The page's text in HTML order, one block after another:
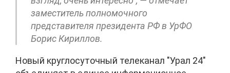
заместитель полномочного
представителя президента РФ в УрФО
Борис Кириллов.
Новый круглосуточный телеканал "Урал 24"